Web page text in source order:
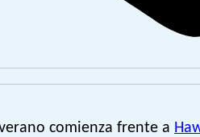
comienza frente a